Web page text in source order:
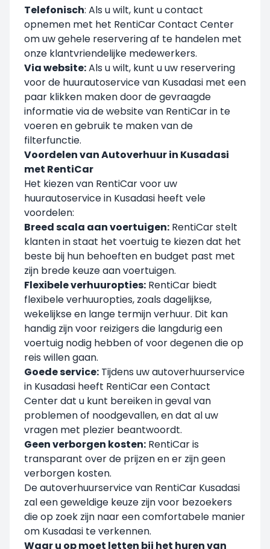
Telefonisch: Als u wilt, kunt u contact
opnemen met het RentiCar Contact Center
om uw gehele reservering af te handelen met
onze klantvriendelijke medewerkers.
Via website:Als u wilt, kunt u uw reservering
voor de huurautoservice van Kusadasi met een
paar klikken maken door de gevraagde
informatie via de website van RentiCar in te
voeren en gebruik te maken van de
filterfunctie.
Voordelen van Autoverhuur in Kusadasi
met RentiCar
Het kiezen van RentiCar voor uw
huurautoservice in Kusadasi heeft vele
voordelen:
Breed scala aan voertuigen: RentiCar stelt
klanten in staat het voertuig te kiezen dat het
beste bij hun behoeften en budget past met
zijn brede keuze aan voertuigen.
Flexibele verhuuropties: RentiCar biedt
flexibele verhuuropties, zoals dagelijkse,
wekelijkse en lange termijn verhuur. Dit kan
handig zijn voor reizigers die langdurig een
voertuig nodig hebben of voor degenen die op
reis willen gaan.
Goede service: Tijdens uw autoverhuurservice
in Kusadasi heeft RentiCar een Contact
Center dat u kunt bereiken in geval van
problemen of noodgevallen, en dat al uw
vragen met plezier beantwoordt.
Geen verborgen kosten: RentiCar is
transparant over de prijzen en er zijn geen
verborgen kosten.
De autoverhuurservice van RentiCar Kusadasi
zal een geweldige keuze zijn voor bezoekers
die op zoek zijn naar een comfortabele manier
om Kusadasi te verkennen.
Waar u op moet letten bij het huren van